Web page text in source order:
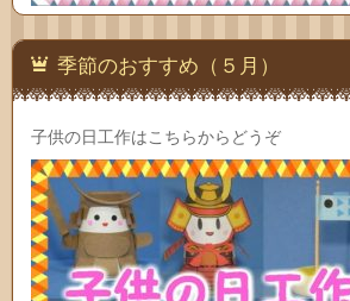
季節のおすすめ（５月）
子供の日工作はこちらからどうぞ